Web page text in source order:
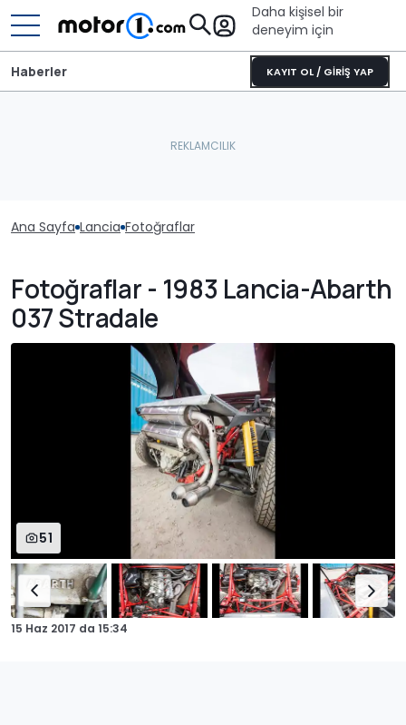
Daha kişisel bir
deneyim için
KAYIT OL / GİRİŞ YAP
Haberler
Ana Sayfa Lancia Fotoğraflar
Fotoğraflar - 1983 Lancia-Abarth
037 Stradale
51
15 Haz 2017 da 15:34